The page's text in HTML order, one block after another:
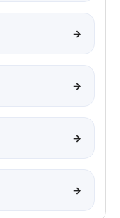
→
→
→
→